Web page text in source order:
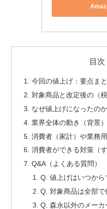
目次
今回の値上げ：要点ま
対象商品と改定後の（
なぜ値上げになったの
業界全体の動き（背景）
消費者（家計）や業務
消費者ができる対策（
Q&A（よくある質問）
Q. 値上げはいつから
Q. 対象商品は全部で
Q. 森永以外のメーカ